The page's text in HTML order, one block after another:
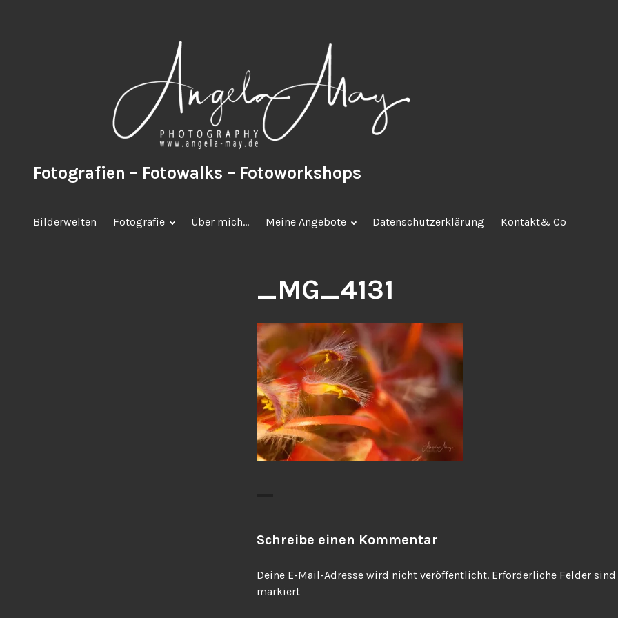
Fotografien – Fotowalks – Fotoworkshops
Bilderwelten Fotografie Über mich… Meine Angebote Datenschutzerklärung Kontakt& Co
_MG_4131
Schreibe einen Kommentar
Deine E-Mail-Adresse wird nicht veröffentlicht. Erforderliche Felder
markiert